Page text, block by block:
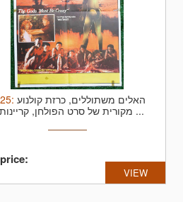
: האלים משתוללים, כרזת קולנוע
מקורית של סרט הפולחן, קריינות דניאל ...
VIEW